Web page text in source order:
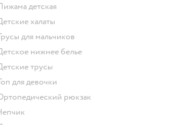
Пижама детская
Детские халаты
Трусы для мальчиков
Детское нижнее белье
Детские трусы
Топ для девочки
Ортопедический рюкзак
Чепчик